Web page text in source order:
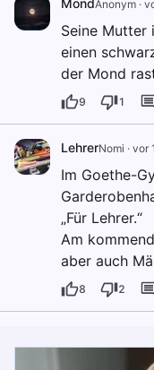
MondAnonym ·
Seine Mutter
einen
der Mond
9 1
LehrerNomi · vor
Im Goethe-
„Für Lehrer.“
Am
aber auch
8 2